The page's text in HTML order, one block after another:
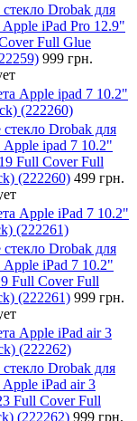
Drobak для
iPad Pro 12.9"
Full Glue
999 грн.
Apple ipad 7 10.2"
(222260)
Drobak для
ipad 7 10.2"
Full Cover Full
(222260) 499 грн.
Apple iPad 7 10.2"
(222261)
Drobak для
iPad 7 10.2"
Full Cover Full
(222261) 999 грн.
Apple iPad air 3
(222262)
Drobak для
iPad air 3
Full Cover Full
(222262) 999 грн.